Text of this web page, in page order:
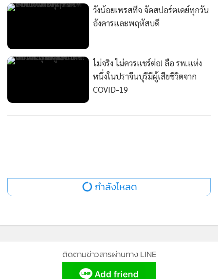
วังน้อยเพรสทีจ จัดสปอร์ตเดย์ทุกวัน
อังคารและพฤหัสบดี
ไม่จริง ไม่ควรแชร์ต่อ! ลือ รพ.แห่ง
หนึ่งในปราจีนบุรีมีผู้เสียชีวิตจาก
COVID-19
กำลังโหลด
ติดตามข่าวสารผ่านทาง LINE